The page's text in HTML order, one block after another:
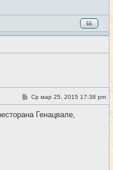
и
#14
С
о
б
Ср мар 25, 2015 17:38 pm
Генацвале,